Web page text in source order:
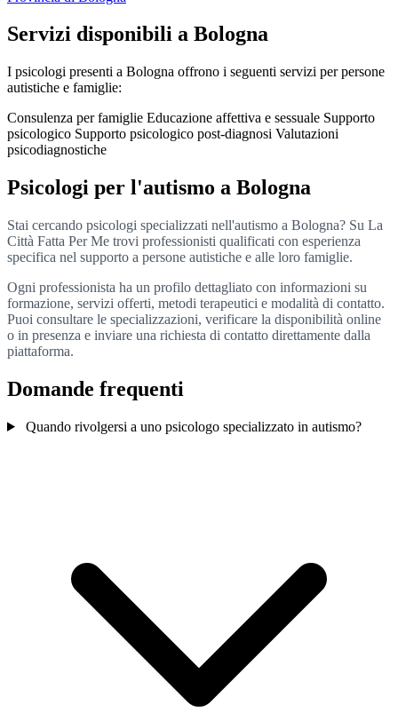
Servizi disponibili a Bologna
I psicologi presenti a Bologna offrono i seguenti servizi per persone
autistiche e famiglie:
Consulenza per famiglie Educazione affettiva e sessuale Supporto
psicologico Supporto psicologico post-diagnosi Valutazioni
psicodiagnostiche
Psicologi per l'autismo a Bologna
Stai cercando psicologi specializzati nell'autismo a Bologna? Su La
Città Fatta Per Me trovi professionisti qualificati con esperienza
specifica nel supporto a persone autistiche e alle loro famiglie.
Ogni professionista ha un profilo dettagliato con informazioni su
formazione, servizi offerti, metodi terapeutici e modalità di contatto.
Puoi consultare le specializzazioni, verificare la disponibilità online
o in presenza e inviare una richiesta di contatto direttamente dalla
piattaforma.
Domande frequenti
Quando rivolgersi a uno psicologo specializzato in autismo?